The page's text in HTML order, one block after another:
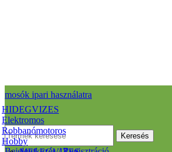
Keresés
mosók ipari használatra
HIDEGVIZES
Elektromos
Robbanómotoros
Hobby